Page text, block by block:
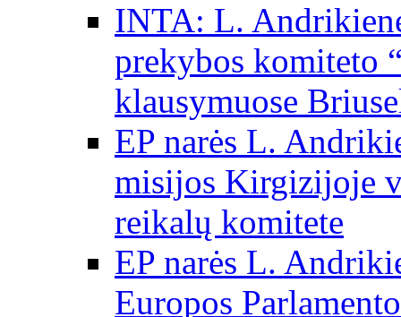
INTA: L.
prekybos komiteto
klausymuose
EP narės L.
misijos Kirgizijoje
reikalų komitete
EP narės L.
Europos